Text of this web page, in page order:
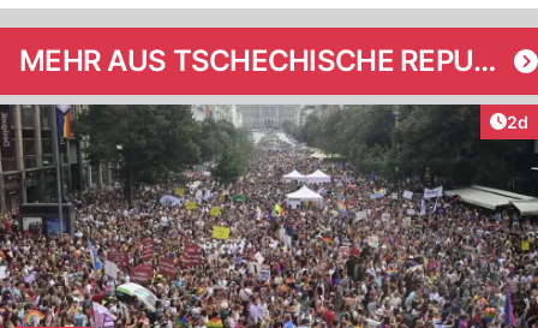
MEHR AUS TSCHECHISCHE REPUBLIK
2d